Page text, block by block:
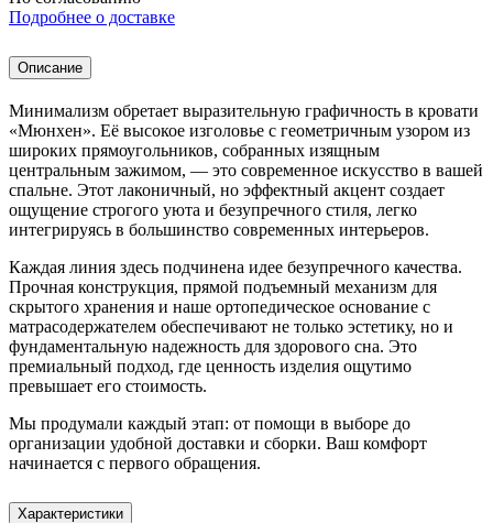
Подробнее о доставке
Описание
Минимализм обретает выразительную графичность в кровати
«Мюнхен». Её высокое изголовье с геометричным узором из
широких прямоугольников, собранных изящным
центральным зажимом, — это современное искусство в вашей
спальне. Этот лаконичный, но эффектный акцент создает
ощущение строгого уюта и безупречного стиля, легко
интегрируясь в большинство современных интерьеров.
Каждая линия здесь подчинена идее безупречного качества.
Прочная конструкция, прямой подъемный механизм для
скрытого хранения и наше ортопедическое основание с
матрасодержателем обеспечивают не только эстетику, но и
фундаментальную надежность для здорового сна. Это
премиальный подход, где ценность изделия ощутимо
превышает его стоимость.
Мы продумали каждый этап: от помощи в выборе до
организации удобной доставки и сборки. Ваш комфорт
начинается с первого обращения.
Характеристики